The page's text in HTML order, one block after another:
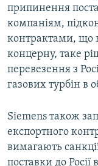
припинення
компаніям,
контрактами, що
концерну, таке
перевезення з
газових турбін в
Siemens також
експортного
вимагають
поставки до Росії